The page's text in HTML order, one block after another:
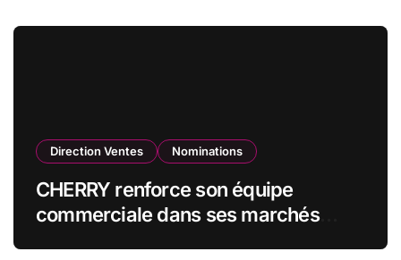
Direction Ventes Nominations
CHERRY renforce son équipe
commerciale dans ses marchés